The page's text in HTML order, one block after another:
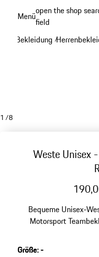
Hauptinhalt
Menüopen the shop
field
Bekleidung /
1 /8
Weste Unisex
Bequeme Unisex-
Motorsport
Größe:-